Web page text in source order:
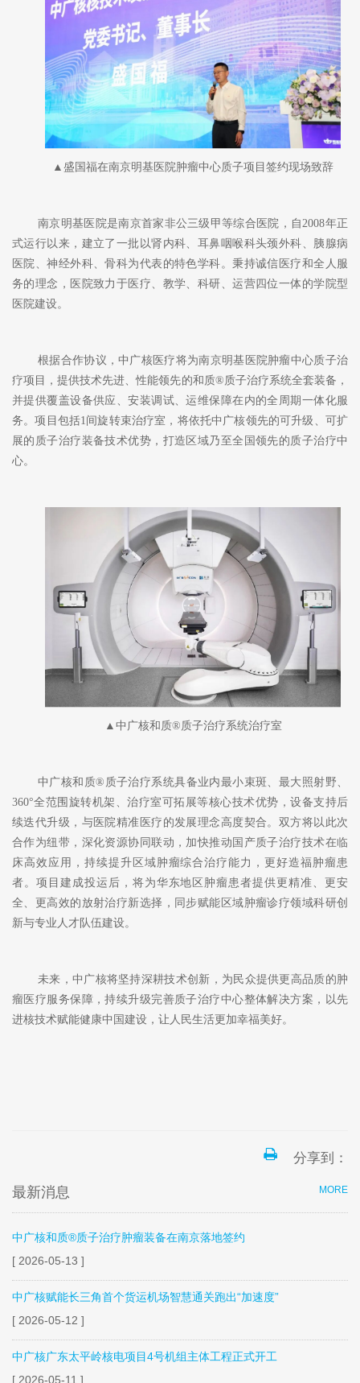
▲盛国福在南京明基医院肿瘤中心质子项目签约现场致辞
南京明基医院是南京首家非公三级甲等综合医院，自 2008年正
式运行以来，建立了一批以肾内科、耳鼻咽喉科头颈外科、胰腺病
医院、神经外科、骨科为代表的特色学科。秉持诚信医疗和全人服
务的理念，医院致力于医疗、教学、科研、运营四位一体的学院型
医院建设。
根据合作协议，中广核医疗将为南京明基医院肿瘤中心质子治
疗项目，提供技术先进、性能领先的和质®质子治疗系统全套装备，
并提供覆盖设备供应、安装调试、运维保障在内的全周期一体化服
务。项目包括1间旋转束治疗室，将依托中广核领先的可升级、可扩
展的质子治疗装备技术优势，打造区域乃至全国领先的质子治疗中
心。
▲中广核和质®质子治疗系统治疗室
中广核和质®质子治疗系统具备业内最小束斑、最大照射野、
360°全范围旋转机架、治疗室可拓展等核心技术优势，设备支持后
续迭代升级，与医院精准医疗的发展理念高度契合。双方将以此次
合作为纽带，深化资源协同联动，加快推动国产质子治疗技术在临
床高效应用，持续提升区域肿瘤综合治疗能力，更好造福肿瘤患
者。项目建成投运后，将为华东地区肿瘤患者提供更精准、更安
全、更高效的放射治疗新选择，同步赋能区域肿瘤诊疗领域科研创
新与专业人才队伍建设。
未来，中广核将坚持深耕技术创新，为民众提供更高品质的肿
瘤医疗服务保障，持续升级完善质子治疗中心整体解决方案，以先
进核技术赋能健康中国建设，让人民生活更加幸福美好。
分享到：
MORE
最新消息
中广核和质®质子治疗肿瘤装备在南京落地签约
[ 2026-05-13 ]
中广核赋能长三角首个货运机场智慧通关跑出“加速度”
[ 2026-05-12 ]
中广核广东太平岭核电项目4号机组主体工程正式开工
[ 2026-05-11 ]